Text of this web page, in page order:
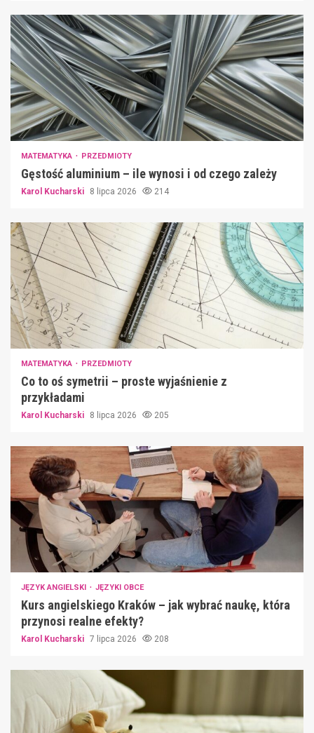
MATEMATYKA PRZEDMIOTY
Gęstość aluminium – ile wynosi i od czego zależy
Karol Kucharski 8 lipca 2026 214
MATEMATYKA PRZEDMIOTY
Co to oś symetrii – proste wyjaśnienie z
przykładami
Karol Kucharski 8 lipca 2026 205
JĘZYK ANGIELSKI JĘZYKI OBCE
Kurs angielskiego Kraków – jak wybrać naukę, która
przynosi realne efekty?
Karol Kucharski 7 lipca 2026 208